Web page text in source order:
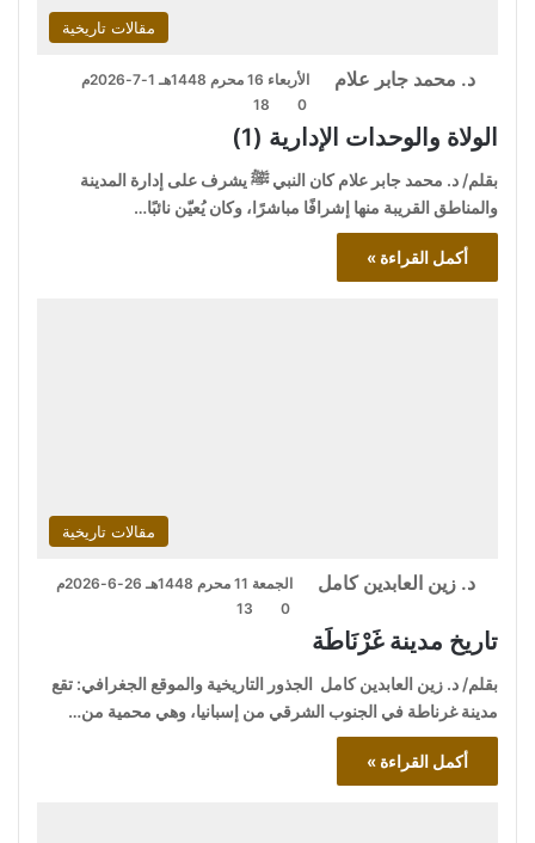
مقالات تاريخية
د. محمد جابر علام
الأربعاء 16 محرم 1448هـ 1-7-2026م
0
18
الولاة والوحدات الإدارية (1)
بقلم/ د. محمد جابر علام كان النبي ﷺ يشرف على إدارة المدينة
والمناطق القريبة منها إشرافًا مباشرًا، وكان يُعيّن نائبًا…
أكمل القراءة »
مقالات تاريخية
د. زين العابدين كامل
الجمعة 11 محرم 1448هـ 26-6-2026م
0
13
تاريخ مدينة غَرْنَاطَة
بقلم/ د. زين العابدين كامل الجذور التاريخية والموقع الجغرافي: تقع
مدينة غرناطة في الجنوب الشرقي من إسبانيا، وهي محمية من…
أكمل القراءة »